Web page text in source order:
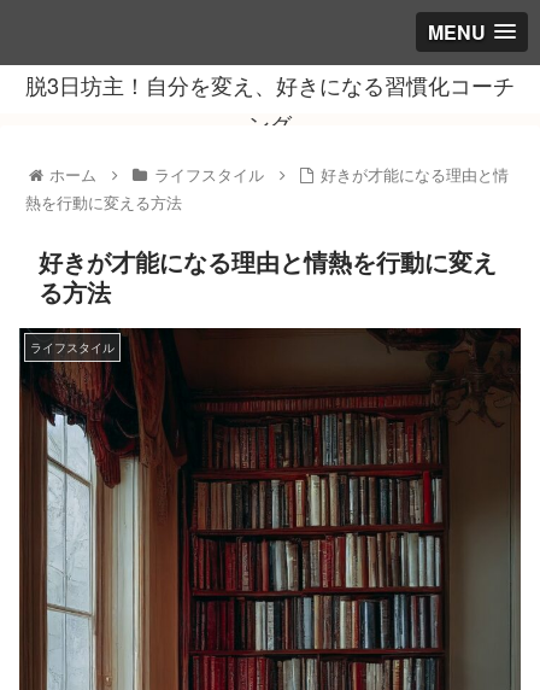
MENU
脱3日坊主！自分を変え、好きになる習慣化コーチ
ング
ホーム ライフスタイル
好きが才能になる理由と情
熱を行動に変える方法
好きが才能になる理由と情熱を行動に変え
る方法
ライフスタイル